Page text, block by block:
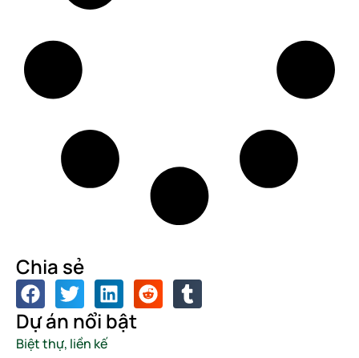
Chia sẻ
Dự án nổi bật
Biệt thự, liền kế